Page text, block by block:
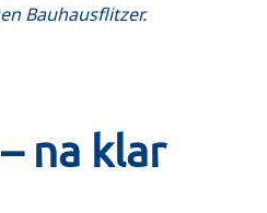
Bauhausflitzer.
na klar